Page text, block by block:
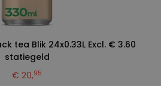
tea Blik 24x0.33L Excl. € 3.60
statiegeld
€ 20,95